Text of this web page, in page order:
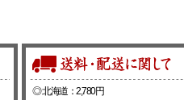
◎ 北海道：2,780円